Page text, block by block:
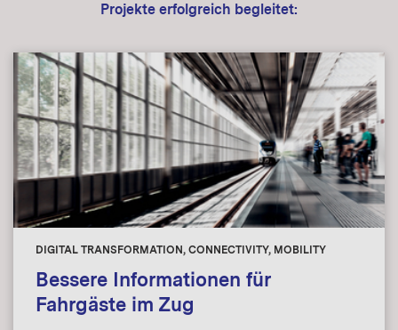
Projekte erfolgreich begleitet:
DIGITAL TRANSFORMATION, CONNECTIVITY, MOBILITY
Bessere Informationen für
Fahrgäste im Zug